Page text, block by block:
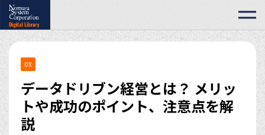
DX
データドリブン経営とは？ メリッ
トや成功のポイント、注意点を解
説